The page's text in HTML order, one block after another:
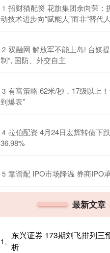
1 招财猫配资 花旗集团余向荣：
动技术进步向“赋能人”而非“替代
2 双融网 解放军不能上岛! 台媒
制”, 国防、外交自主
3 有富策略 62米/秒，17级以上！
到爆表”
4 拉伯配资 4月24日宏辉转债下
36.98%
5 靠谱配 IPO市场降温 券商IPO
最新文章
1、
东兴证券 173期刘飞排列三
析